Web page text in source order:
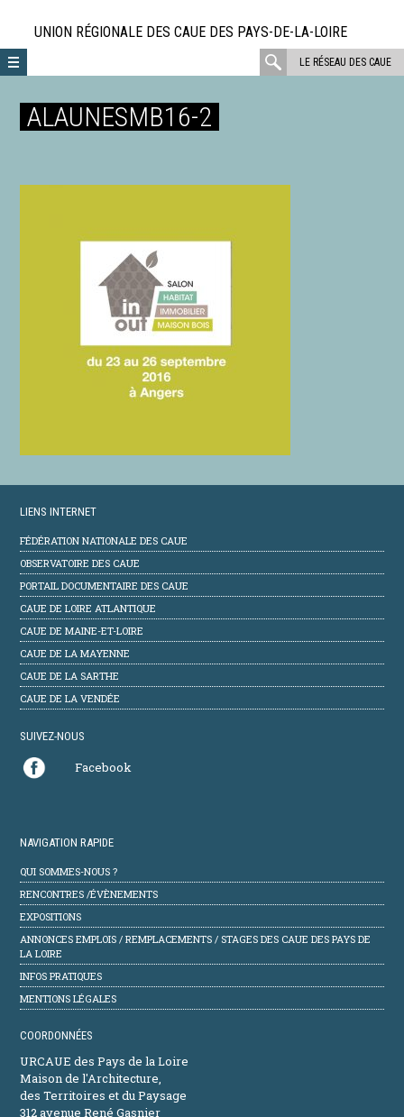
directement
au
contenu
UNION RÉGIONALE DES CAUE DES PAYS-DE-LA-LOIRE
LE RÉSEAU DES CAUE
rechercher
:
ALAUNESMB16-2
LIENS INTERNET
FÉDÉRATION NATIONALE DES CAUE
OBSERVATOIRE DES CAUE
PORTAIL DOCUMENTAIRE DES CAUE
CAUE DE LOIRE ATLANTIQUE
CAUE DE MAINE-ET-LOIRE
CAUE DE LA MAYENNE
CAUE DE LA SARTHE
CAUE DE LA VENDÉE
SUIVEZ-NOUS
Facebook
NAVIGATION RAPIDE
QUI SOMMES-NOUS ?
RENCONTRES /ÉVÈNEMENTS
EXPOSITIONS
ANNONCES EMPLOIS / REMPLACEMENTS / STAGES DES CAUE DES PAYS DE
LA LOIRE
INFOS PRATIQUES
MENTIONS LÉGALES
COORDONNÉES
URCAUE des Pays de la Loire
Maison de l'Architecture,
des Territoires et du Paysage
312 avenue René Gasnier